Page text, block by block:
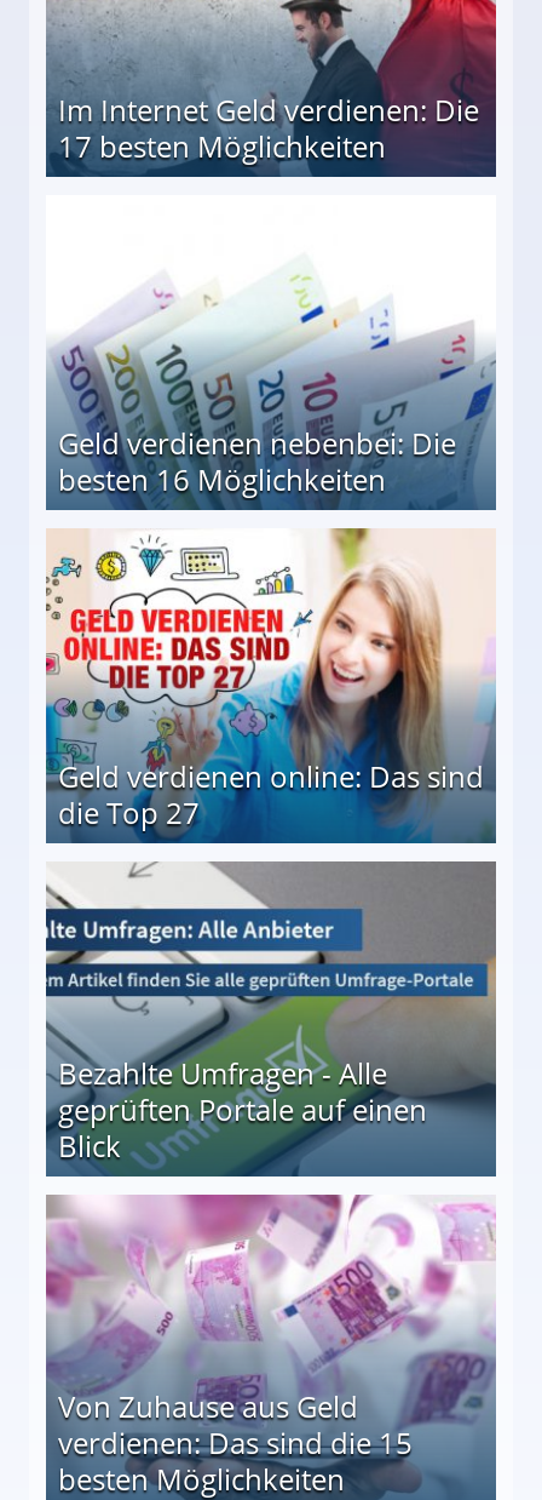
Im Internet Geld verdienen: Die
17 besten Möglichkeiten
Geld verdienen nebenbei: Die
besten 16 Möglichkeiten
Geld verdienen online: Das sind
die Top 27
Bezahlte Umfragen - Alle
geprüften Portale auf einen
Blick
auf einen Blick
Von Zuhause aus Geld
verdienen: Das sind die 15
besten Möglichkeiten